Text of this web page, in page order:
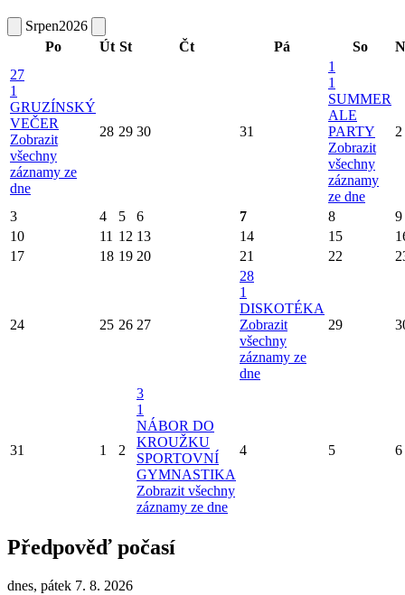
Srpen2026
Po
Út St Čt Pá So
27
1
GRUZÍNSKÝ
VEČER
Zobrazit
všechny
záznamy ze
dne
28 29 30 31
1
1
SUMMER
ALE
PARTY
Zobrazit
všechny
záznamy
ze dne
2
3 4 5 6 7 8
9
10
11 12 13 14 15
17
18 19 20 21 22
24 25 26 27
28
1
DISKOTÉKA
Zobrazit
všechny
záznamy ze
dne
29
31 1 2
3
1
NÁBOR DO
KROUŽKU
SPORTOVNÍ
GYMNASTIKA
Zobrazit všechny
záznamy ze dne
4 5 6
Předpověď počasí
dnes, pátek 7. 8. 2026